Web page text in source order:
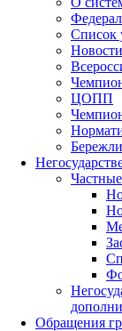
Список
ЦОПП
Обращения